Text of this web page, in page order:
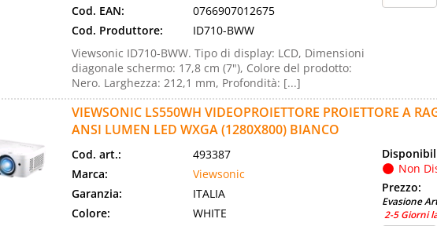
Cod. EAN:
0766907012675
Cod. Produttore:
ID710-BWW
Viewsonic ID710-BWW. Tipo di display: LCD, Dimensioni
diagonale schermo: 17,8 cm (7"), Colore del prodotto:
Nero. Larghezza: 212,1 mm, Profondità: [...]
VIEWSONIC LS550WH VIDEOPROIETTORE PROIETTORE A
ANSI LUMEN LED WXGA (1280X800) BIANCO
Cod. art.:
493387
Marca:
Viewsonic
Garanzia:
ITALIA
Colore:
WHITE
Non
Prezzo:
Evasione
2-5 Giorni